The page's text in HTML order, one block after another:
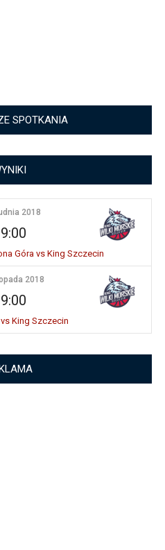
SPOTKANIA
2018
Góra vs King Szczecin
2018
King Szczecin